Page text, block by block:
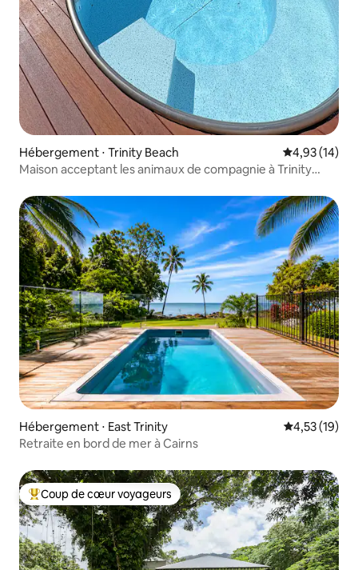
Hébergement ⋅ Trinity Beach Évaluation
4,93 (14)
Maison acceptant les animaux de compagnie à Trinity
Hébergement ⋅ East Trinity Évaluation
4,53 (19)
Retraite en bord de mer à Cairns
Coups de cœur voyageurs les plus appréciés
Coup de cœur voyageurs